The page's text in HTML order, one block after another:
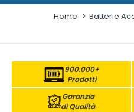
Home Batterie
900.000+
Prodotti
Garanzia
di Qualità